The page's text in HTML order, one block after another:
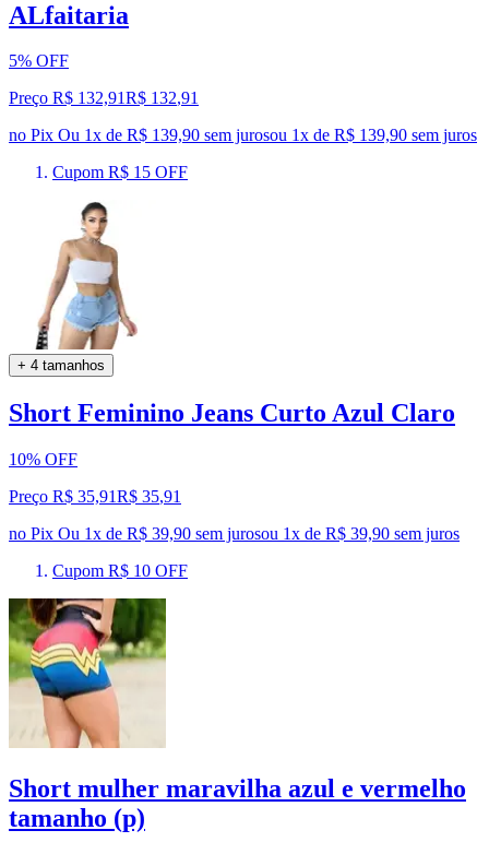
ALfaitaria
5% OFF
Preço R$ 132,91R$ 132,91
no Pix Ou 1x de R$ 139,90 sem jurosou 1x de R$ 139,90 sem juros
Cupom R$ 15 OFF
+ 4 tamanhos
Short Feminino Jeans Curto Azul Claro
10% OFF
Preço R$ 35,91R$ 35,91
no Pix Ou 1x de R$ 39,90 sem jurosou 1x de R$ 39,90 sem juros
Cupom R$ 10 OFF
Short mulher maravilha azul e vermelho
tamanho (p)